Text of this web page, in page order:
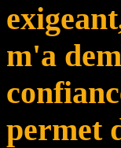
m'a
permet